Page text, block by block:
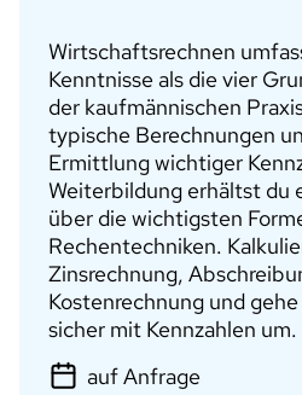
Wirtschaftsrechnen
Kenntnisse als die vier
der kaufmännischen
typische Berechnungen
Ermittlung wichtiger
Weiterbildung erhältst du
über die wichtigsten
Rechentechniken.
Zinsrechnung,
Kostenrechnung und
sicher mit Kennzahlen um.
auf Anfrage